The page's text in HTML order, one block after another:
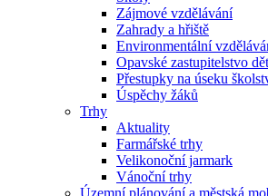
Zájmové vzdělávání
Zahrady a hřiště
Environmentální
Opavské zastupitelstvo
Přestupky na úseku
Úspěchy žáků
Trhy
Aktuality
Farmářské trhy
Velikonoční jarmark
Vánoční trhy